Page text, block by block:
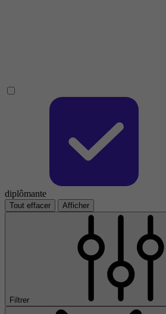
diplômante
Tout effacer Afficher
Filtrer